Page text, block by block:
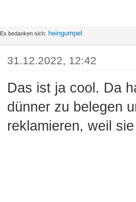
Es bedanken sich: heingumpel
31.12.2022, 12:42
Das ist ja cool. Da
dünner zu belegen
reklamieren, weil